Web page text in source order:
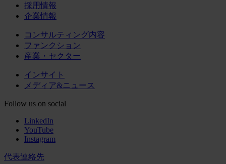
採用情報
企業情報
コンサルティング内容
ファンクション
産業・セクター
インサイト
メディア&ニュース
Follow us on social
LinkedIn
YouTube
Instagram
代表連絡先